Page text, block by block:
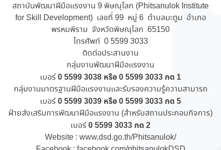
สถาบันพัฒนาฝีมือแรงงาน 9 พิษณุโลก (Phitsanulok Institute
for Skill Development) เลขที่ 99 หมู่ 6 ตำบลมะตูม อำเภอ
พรหมพิราม จังหวัดพิษณุโลก 65150
โทรศัพท์ 0 5599 3033
ติดต่อประสานงาน
กลุ่มงานพัฒนาฝีมือแรงงาน
เบอร์0 5599 3038 หรือ 0 5599 3033 กด 1
กลุ่มงานมาตรฐานฝีมือแรงงานและรับรองความรู้ความสามารถ
เบอร์0 5599 3039 หรือ 0 5599 3033 กด 5
ฝ่ายส่งเสริมการพัฒนาฝีมือแรงงาน (สำหรับสถานประกอบกิจการ)
เบอร์0 5599 3033 กด 2
Website : www.dsd.go.th/Phitsanulok/